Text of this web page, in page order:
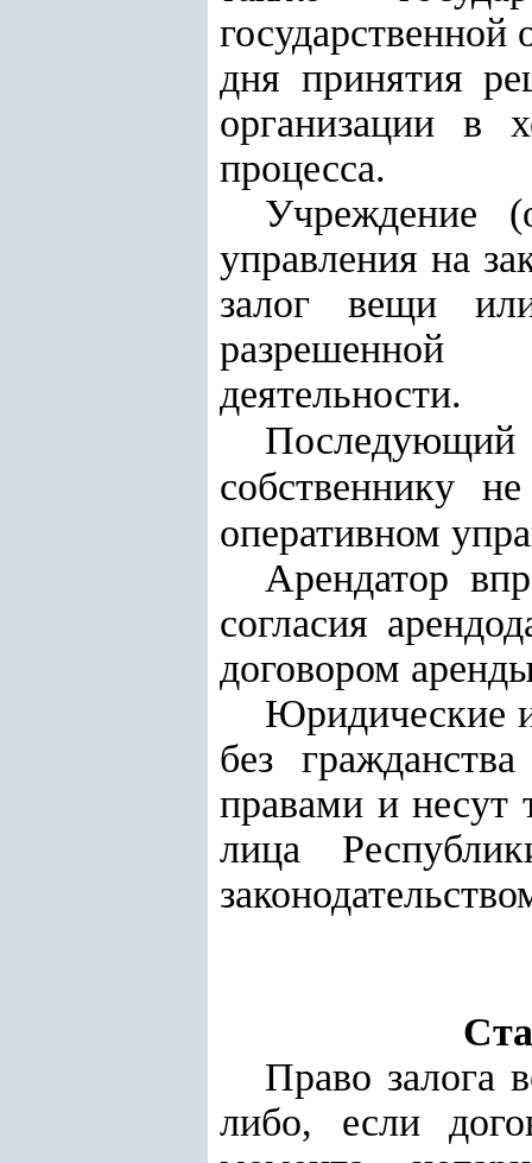
государственной
дня принятия
организации в
процесса.
Учреждение
управления на
залог вещи
разрешенной
деятельности.
собственнику
оперативном
Арендатор
согласия
договором
Юридические
без
правами и несут
лица
Право залога
либо, если